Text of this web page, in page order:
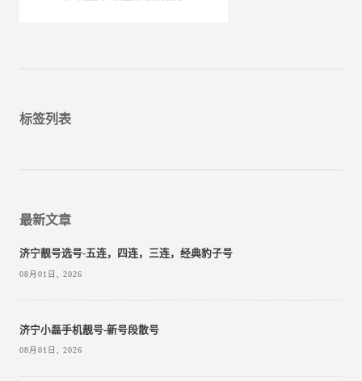
标签列表
最新文章
济宁靓号选号-五连，四连，三连，经典豹子号
08月01日, 2026
济宁小磊手机靓号-新号段散号
08月01日, 2026